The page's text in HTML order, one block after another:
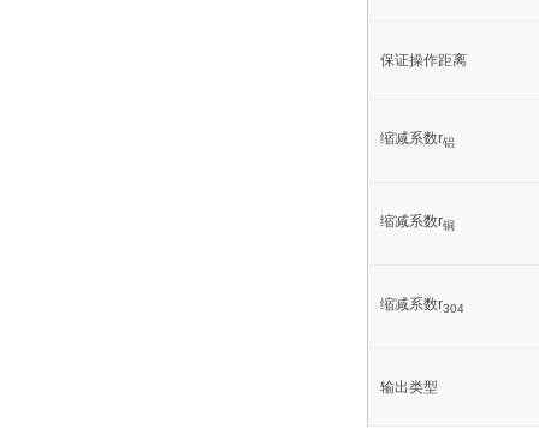
保证操作距离
缩减系数r铝
缩减系数r铜
缩减系数r304
输出类型